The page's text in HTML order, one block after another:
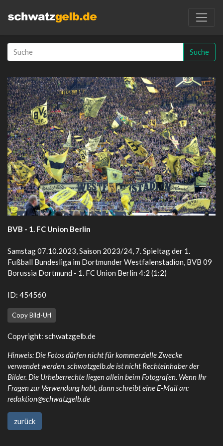
Suche
BVB - 1. FC Union Berlin
Samstag 07.10.2023, Saison 2023/24, 7. Spieltag der 1.
Fußball Bundesliga im Dortmunder Westfalenstadion, BVB 09
Borussia Dortmund - 1. FC Union Berlin 4:2 (1:2)
ID: 454560
Copy Bild-Url
Copyright: schwatzgelb.de
Hinweis: Die Fotos dürfen nicht für kommerzielle Zwecke
verwendet werden. schwatzgelb.de ist nicht Rechteinhaber der
Bilder. Die Urheberrechte liegen allein beim Fotografen. Wenn Ihr
Fragen zur Verwendung habt, dann schreibt eine E-Mail an:
redaktion@schwatzgelb.de
zurück